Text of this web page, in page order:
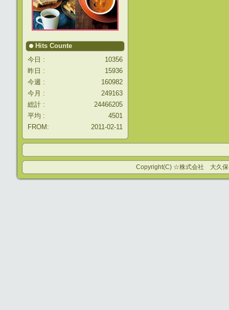
Hits Counte
今日 :
10356
昨日 :
15936
今週 :
160982
今月 :
249163
総計 :
24466205
平均 :
4501
FROM:
2011-02-11
Copyright(C) ☆株式会社 大久